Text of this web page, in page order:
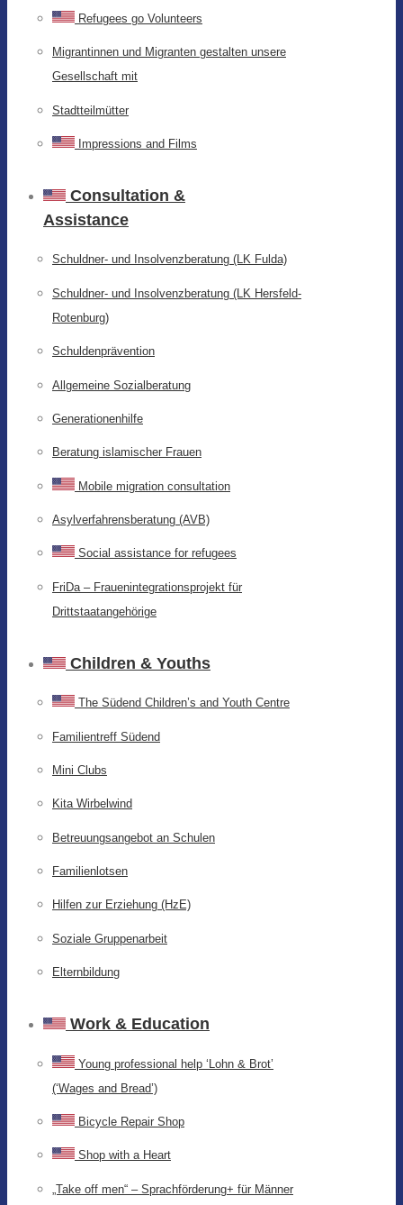
Refugees go Volunteers
Migrantinnen und Migranten gestalten unsere
Gesellschaft mit
Stadtteilmütter
Impressions and Films
Consultation &
Assistance
Schuldner- und Insolvenzberatung (LK Fulda)
Schuldner- und Insolvenzberatung (LK Hersfeld-
Rotenburg)
Schuldenprävention
Allgemeine Sozialberatung
Generationenhilfe
Beratung islamischer Frauen
Mobile migration consultation
Asylverfahrensberatung (AVB)
Social assistance for refugees
FriDa – Frauenintegrationsprojekt für
Drittstaatangehörige
Children & Youths
The Südend Children’s and Youth Centre
Familientreff Südend
Mini Clubs
Kita Wirbelwind
Betreuungsangebot an Schulen
Familienlotsen
Hilfen zur Erziehung (HzE)
Soziale Gruppenarbeit
Elternbildung
Work & Education
Young professional help ‘Lohn & Brot’
(‘Wages and Bread’)
Bicycle Repair Shop
Shop with a Heart
„Take off men“ – Sprachförderung+ für Männer